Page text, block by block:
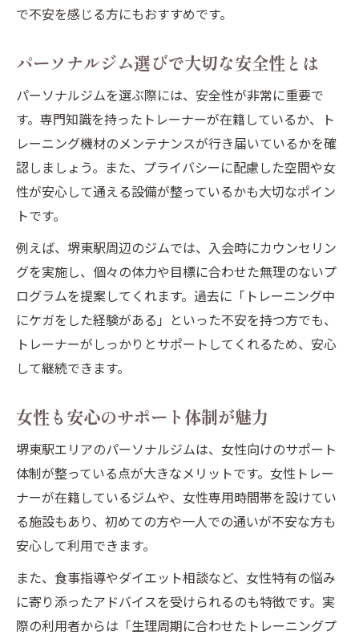
で不安を感じる方にもおすすめです。
パーソナルジム選びで大切な安全性とは
パーソナルジムを選ぶ際には、安全性が非常に重要で
す。専門知識を持ったトレーナーが在籍しているか、ト
レーニング機材のメンテナンスが行き届いているかを確
認しましょう。また、プライバシーに配慮した空間や女
性が安心して通える設備が整っているかも大切なポイン
トです。
例えば、堺東駅周辺のジムでは、入会時にカウンセリン
グを実施し、個々の体力や目標に合わせた無理のないプ
ログラムを提案してくれます。過去に「トレーニング中
にケガをした経験がある」といった不安を持つ方でも、
トレーナーがしっかりとサポートしてくれるため、安心
して継続できます。
女性も安心のサポート体制が魅力
堺東駅エリアのパーソナルジムは、女性向けのサポート
体制が整っている点が大きなメリットです。女性トレー
ナーが在籍しているジムや、女性専用時間帯を設けてい
る施設もあり、初めての方や一人での通いが不安な方も
安心して利用できます。
また、食事指導やダイエット相談など、女性特有の悩み
に寄り添ったアドバイスを受けられるのも特徴です。実
際の利用者からは「生理周期に合わせたトレーニングプ